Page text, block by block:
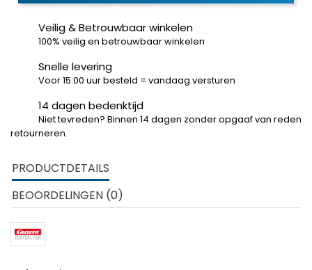
Veilig & Betrouwbaar winkelen
100% veilig en betrouwbaar winkelen
Snelle levering
Voor 15:00 uur besteld = vandaag versturen
14 dagen bedenktijd
Niet tevreden? Binnen 14 dagen zonder opgaaf van reden
retourneren.
PRODUCTDETAILS
BEOORDELINGEN (0)